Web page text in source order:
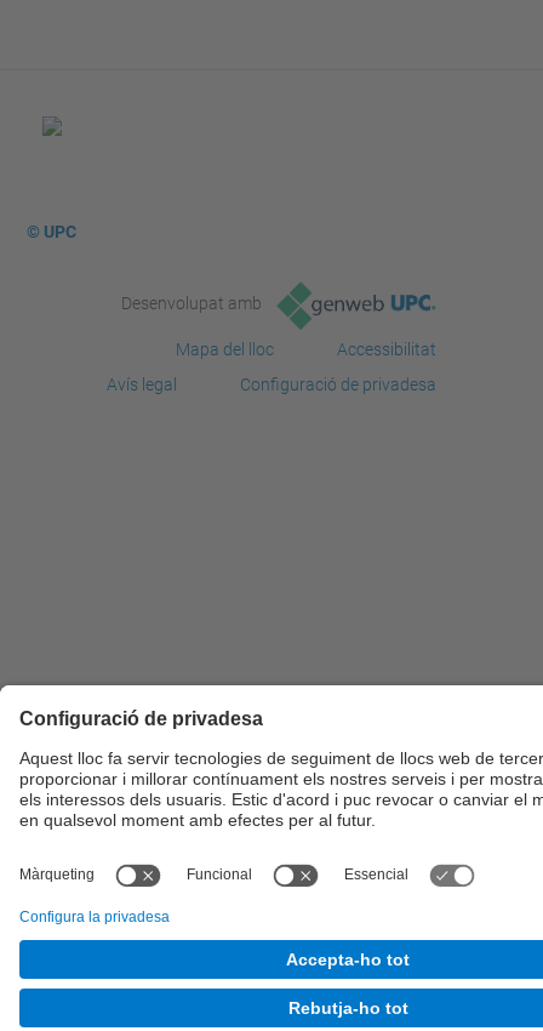
© UPC
Desenvolupat amb
Mapa del lloc
Accessibilitat
Avís legal
Configuració de privadesa